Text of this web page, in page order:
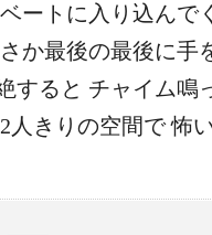
ートに入り込んで
か最後の最後に手
すると チャイム鳴
人きりの空間で 怖